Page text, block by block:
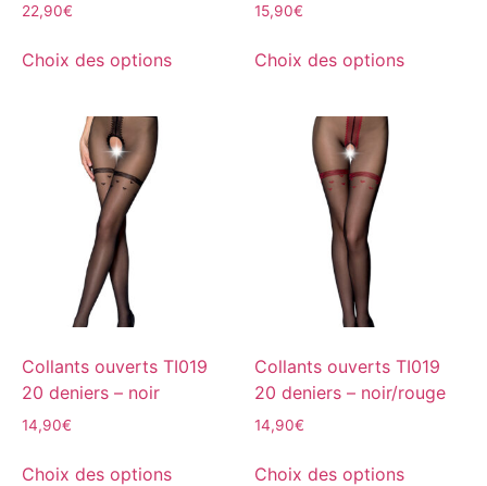
22,90€
Choix des options
15,90€
Choix des options
Collants ouverts TI019
20 deniers – noir
14,90€
Choix des options
Collants ouverts TI019
20 deniers – noir/rouge
14,90€
Choix des options